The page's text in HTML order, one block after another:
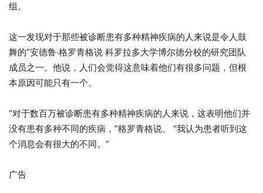
组。
这一发现对于那些被诊断患有多种精神疾病的人来说是令人鼓
舞的”安德鲁·格罗青格说 科罗拉多大学博尔德分校的研究团队
成员之一。他说，人们会觉得这意味着他们有很多问题，但根
本原因可能只有一个。
“对于数百万被诊断患有多种精神疾病的人来说，这表明他们并
没有患有多种不同的疾病，”格罗青格说。 “我认为患者听到这
个消息会有很大的不同。”
广告